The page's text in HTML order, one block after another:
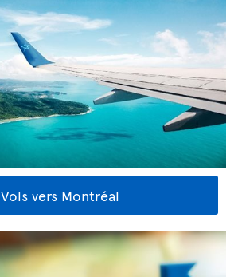
Vols vers Montréal